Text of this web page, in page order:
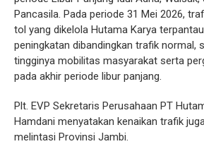
Pancasila. Pada periode 31 Mei 2026,
tol yang dikelola Hutama Karya
peningkatan dibandingkan trafik normal,
tingginya mobilitas masyarakat serta
pada akhir periode libur panjang.
Plt. EVP Sekretaris Perusahaan PT
Hamdani menyatakan kenaikan trafik
melintasi Provinsi Jambi.